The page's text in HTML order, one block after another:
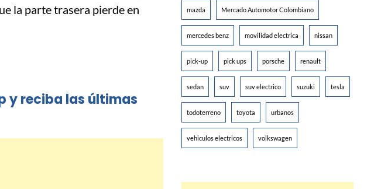
la parte trasera pierde en
y reciba las últimas
mazda Mercado Automotor Colombiano
mercedes benz movilidad electrica nissan
pick-up pick ups porsche renault
sedan suv suv electrico suzuki tesla
todoterreno toyota urbanos
vehiculos electricos volkswagen